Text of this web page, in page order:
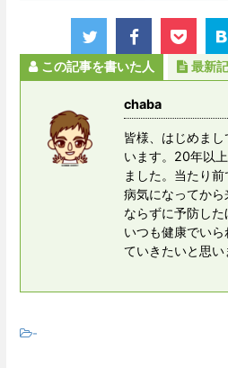
この記事を書いた人 最新
chaba
皆様、はじめま
います。20年以
ました。当たり
病気になってか
ならずに予防し
いつも健康でい
ていきたいと思い
-